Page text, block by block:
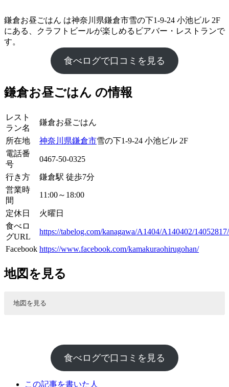
鎌倉お昼ごはん は神奈川県鎌倉市雪の下1-9-24 小池ビル 2F
にある、クラフトビールが楽しめるビアバー・レストランで
す。
食べログで口コミを見る
鎌倉お昼ごはん の情報
レスト
ラン名
鎌倉お昼ごはん
所在地 神奈川県鎌倉市雪の下1-9-24 小池ビル 2F
電話番
号
0467-50-0325
行き方
鎌倉駅 徒歩7分
営業時
間
11:00～18:00
定休日
火曜日
食べロ
グURL
https://tabelog.com/kanagawa/A1404/A140402/14052817/
Facebook https://www.facebook.com/kamakuraohirugohan/
地図を見る
地図を見る
食べログで口コミを見る
この記事を書いた人